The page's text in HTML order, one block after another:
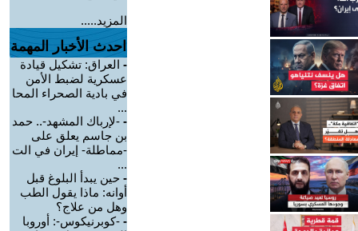
المزيد.....
احدث الأخبار المهمة
- العراق: تشكيل قيادة
عسكرية لضبط الأمن
في بادية الصحراء المحا
...
- -لإرباك المشهد-.. حمد
بن جاسم يعلق على
-مماطلة- إيران في الت
...
- حين يبدأ البلوغ قبل
أوانه: ماذا يقول الطب
وهل من علاج؟
- -كوبرنيكوس-: أوروبا